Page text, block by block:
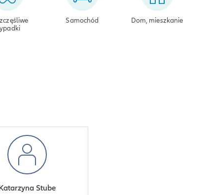
Samochód Dom, mieszkanie
Stube